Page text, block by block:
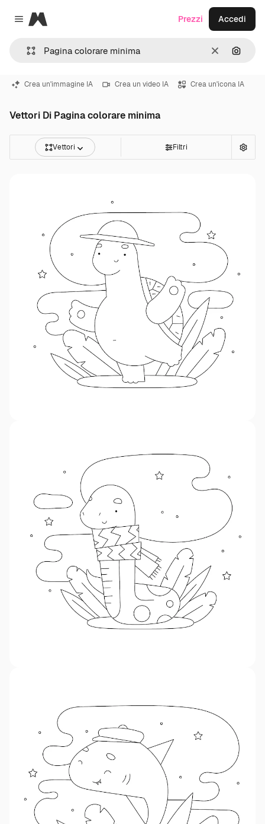
Close menu
Magnific
CancellaCerca
Prezzi Accedi
Crea un'immagine IA Crea un video IA Crea un'icona IA
Vettori Di Pagina colorare minima
Vettori Filtri